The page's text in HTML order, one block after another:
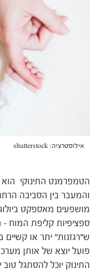
אילוסטרציה: shutterstock
הטמפרמנט התינוקי
והמעבר בין הסביבה
מושפעים מאספקט
ספציפיות קליפת המוח
ש"רגזנות" יתר או
פועל יוצא של אותן
התינוק יוכל להסתגל